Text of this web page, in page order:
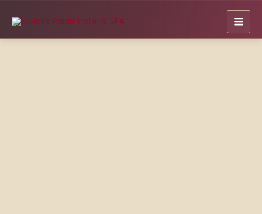
Inhalt
springen